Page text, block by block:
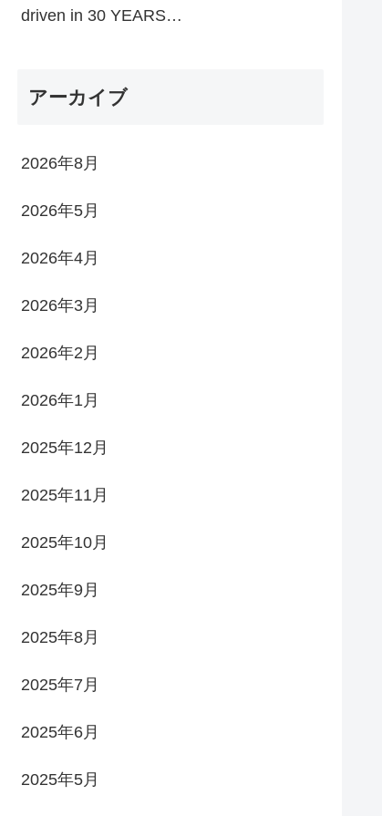
driven in 30 YEARS…
アーカイブ
2026年8月
2026年5月
2026年4月
2026年3月
2026年2月
2026年1月
2025年12月
2025年11月
2025年10月
2025年9月
2025年8月
2025年7月
2025年6月
2025年5月